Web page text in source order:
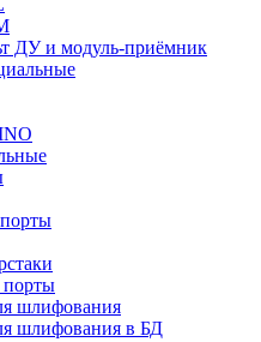
ДУ и модуль-приёмник
порты
шлифования
шлифования в БД